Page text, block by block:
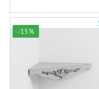
-15%